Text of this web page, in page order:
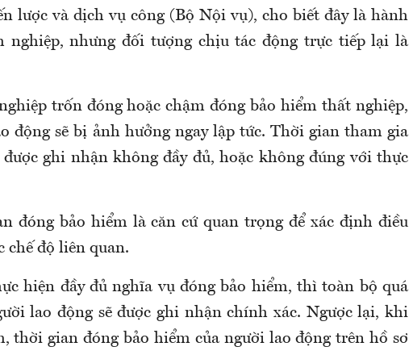
lược và dịch vụ công (Bộ Nội vụ), cho biết đây là hành
nghiệp, nhưng đối tượng chịu tác động trực tiếp lại là
trốn đóng hoặc chậm đóng bảo hiểm thất nghiệp,
động sẽ bị ảnh hưởng ngay lập tức. Thời gian tham gia
ghi nhận không đầy đủ, hoặc không đúng với thực
đóng bảo hiểm là căn cứ quan trọng để xác định điều
chế độ liên quan.
hiện đầy đủ nghĩa vụ đóng bảo hiểm, thì toàn bộ quá
lao động sẽ được ghi nhận chính xác. Ngược lại, khi
thời gian đóng bảo hiểm của người lao động trên hồ sơ